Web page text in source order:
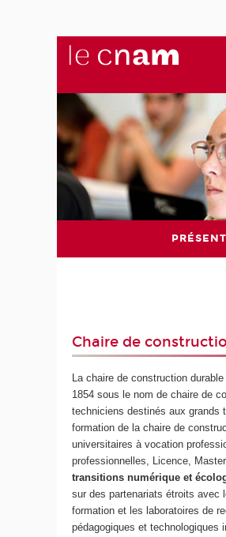
Chaire de
La chaire de construction
1854 sous le nom de chaire de
techniciens destinés aux grands
formation de la chaire de
universitaires à vocation
professionnelles, Licence,
transitions numérique et
sur des partenariats étroits avec
formation et les laboratoires de
pédagogiques et technologiques